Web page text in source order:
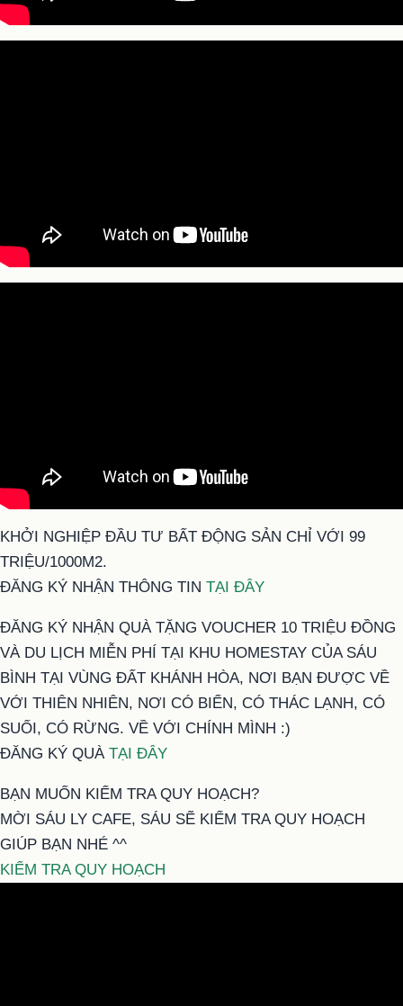
KHỞI NGHIỆP ĐẦU TƯ BẤT ĐỘNG SẢN CHỈ VỚI 99
TRIỆU/1000M2.
ĐĂNG KÝ NHẬN THÔNG TIN TẠI ĐÂY
ĐĂNG KÝ NHẬN QUÀ TẶNG VOUCHER 10 TRIỆU ĐỒNG
VÀ DU LỊCH MIỄN PHÍ TẠI KHU HOMESTAY CỦA SÁU
BÌNH TẠI VÙNG ĐẤT KHÁNH HÒA, NƠI BẠN ĐƯỢC VỀ
VỚI THIÊN NHIÊN, NƠI CÓ BIỂN, CÓ THÁC LẠNH, CÓ
SUỐI, CÓ RỪNG. VỀ VỚI CHÍNH MÌNH :)
ĐĂNG KÝ QUÀ TẠI ĐÂY
BẠN MUỐN KIỂM TRA QUY HOẠCH?
MỜI SÁU LY CAFE, SÁU SẼ KIỂM TRA QUY HOẠCH
GIÚP BẠN NHÉ ^^
KIỂM TRA QUY HOẠCH